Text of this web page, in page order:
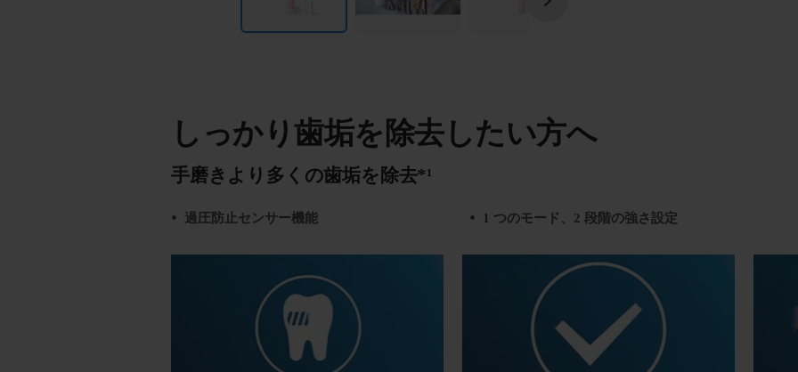
しっかり歯垢を除去したい方へ
手磨きより多くの歯垢を除去*¹
過圧防止センサー機能 1 つのモード、2 段階の強さ設定